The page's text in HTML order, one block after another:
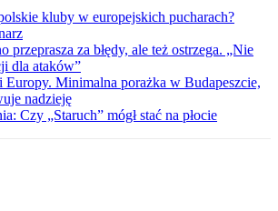
kluby w europejskich pucharach?
przeprasza za błędy, ale też ostrzega. „Nie
dla ataków”
Minimalna porażka w Budapeszcie,
nadzieję
Czy „Staruch” mógł stać na płocie